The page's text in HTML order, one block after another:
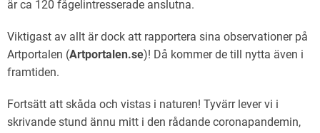
är ca 120 fågelintresserade anslutna.
Viktigast av allt är dock att rapportera sina observationer på
Artportalen (Artportalen.se)! Då kommer de till nytta även i
framtiden.
Fortsätt att skåda och vistas i naturen! Tyvärr lever vi i
skrivande stund ännu mitt i den rådande coronapandemin,